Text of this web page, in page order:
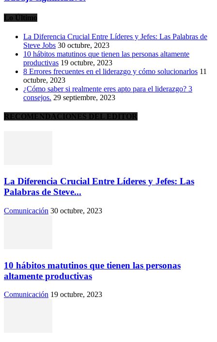
Lo Último
La Diferencia Crucial Entre Líderes y Jefes: Las Palabras de
Steve Jobs 30 octubre, 2023
10 hábitos matutinos que tienen las personas altamente
productivas 19 octubre, 2023
8 Errores frecuentes en el liderazgo y cómo solucionarlos 11
octubre, 2023
¿Cómo saber si realmente eres apto para el liderazgo? 3
consejos. 29 septiembre, 2023
RECOMENDACIONES DEL EDITOR
La Diferencia Crucial Entre Líderes y Jefes: Las
Palabras de Steve...
Comunicación 30 octubre, 2023
10 hábitos matutinos que tienen las personas
altamente productivas
Comunicación 19 octubre, 2023